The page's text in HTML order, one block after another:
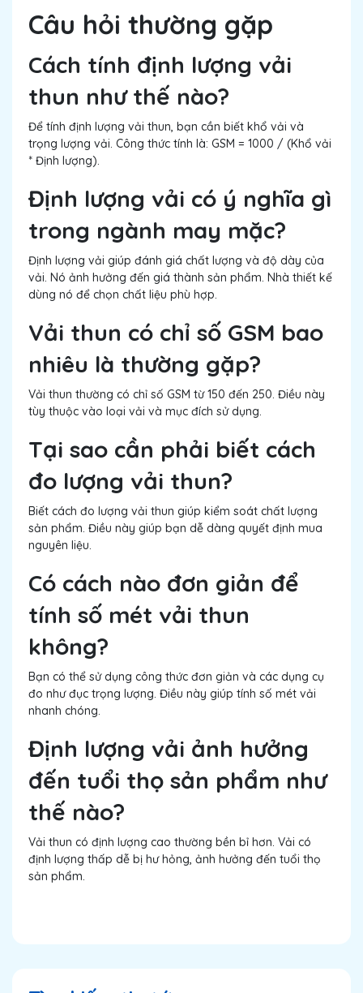
Câu hỏi thường gặp
Cách tính định lượng vải
thun như thế nào?
Để tính định lượng vải thun, bạn cần biết khổ vải và
trọng lượng vải. Công thức tính là: GSM = 1000 / (Khổ vải
* Định lượng).
Định lượng vải có ý nghĩa gì
trong ngành may mặc?
Định lượng vải giúp đánh giá chất lượng và độ dày của
vải. Nó ảnh hưởng đến giá thành sản phẩm. Nhà thiết kế
dùng nó để chọn chất liệu phù hợp.
Vải thun có chỉ số GSM bao
nhiêu là thường gặp?
Vải thun thường có chỉ số GSM từ 150 đến 250. Điều này
tùy thuộc vào loại vải và mục đích sử dụng.
Tại sao cần phải biết cách
đo lượng vải thun?
Biết cách đo lượng vải thun giúp kiểm soát chất lượng
sản phẩm. Điều này giúp bạn dễ dàng quyết định mua
nguyên liệu.
Có cách nào đơn giản để
tính số mét vải thun
không?
Bạn có thể sử dụng công thức đơn giản và các dụng cụ
đo như đục trọng lượng. Điều này giúp tính số mét vải
nhanh chóng.
Định lượng vải ảnh hưởng
đến tuổi thọ sản phẩm như
thế nào?
Vải thun có định lượng cao thường bền bỉ hơn. Vải có
định lượng thấp dễ bị hư hỏng, ảnh hưởng đến tuổi thọ
sản phẩm.